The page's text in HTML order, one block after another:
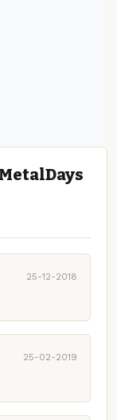
25-12-2018
25-02-2019